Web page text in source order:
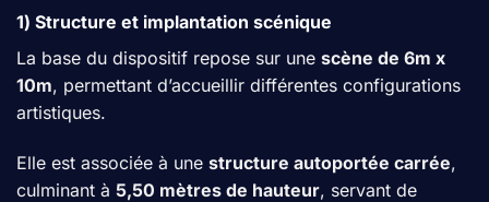
1) Structure et implantation scénique
La base du dispositif repose sur une scène de 6m x
10m, permettant d’accueillir différentes configurations
artistiques.
Elle est associée à une structure autoportée carrée,
culminant à 5,50 mètres de hauteur, servant de